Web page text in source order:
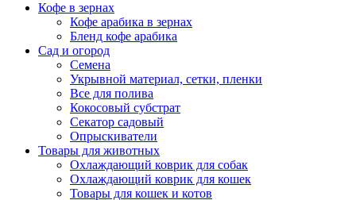
Кофе в зернах
Кофе арабика в зернах
Бленд кофе арабика
Сад и огород
Семена
Укрывной материал, сетки, пленки
Все для полива
Кокосовый субстрат
Секатор садовый
Опрыскиватели
Товары для животных
Охлаждающий коврик для собак
Охлаждающий коврик для кошек
Товары для кошек и котов